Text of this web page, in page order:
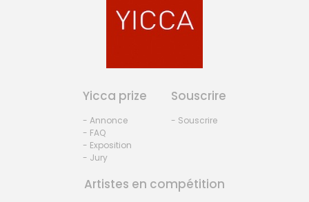
Yicca prize
- Annonce
- FAQ
- Exposition
- Jury
Souscrire
- Souscrire
Artistes en compétition